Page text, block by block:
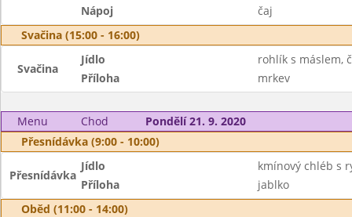
Nápoj
čaj
Svačina (15:00 - 16:00)
Svačina
Jídlo
rohlík s máslem,
Příloha
mrkev
Menu Chod
Pondělí 21. 9. 2020
Přesnídávka (9:00 - 10:00)
Přesnídávka
Jídlo
kmínový chléb s
Příloha
jablko
Oběd (11:00 - 14:00)